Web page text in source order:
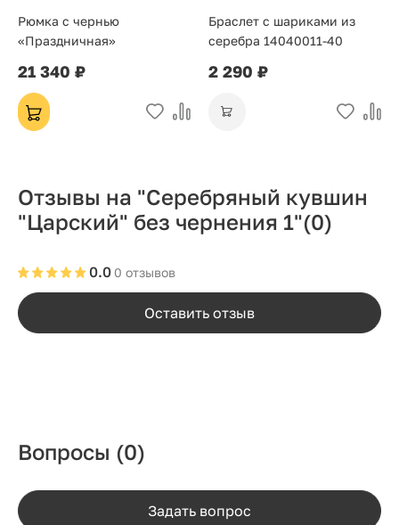
Рюмка с чернью
«Праздничная»
21 340 ₽
Браслет с шариками из
серебра 14040011-40
2 290 ₽
Отзывы на "Серебряный кувшин
"Царский" без чернения 1"(0)
0 отзывов
0.0
Оставить отзыв
Вопросы (0)
Задать вопрос